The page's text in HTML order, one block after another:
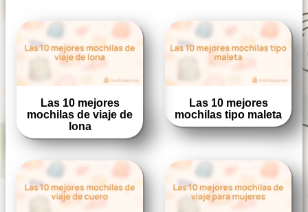
Las 10 mejores
mochilas de viaje de
lona
Las 10 mejores
mochilas tipo maleta